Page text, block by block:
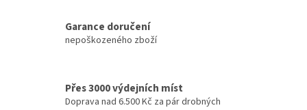
Garance doručení
nepoškozeného zboží
Přes 3000 výdejních míst
Doprava nad 6.500 Kč za pár drobných